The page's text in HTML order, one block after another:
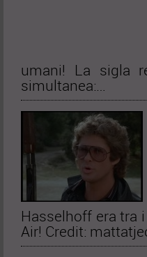
umani! La sigla
simultanea:…
Hasselhoff era tra
Air! Credit: